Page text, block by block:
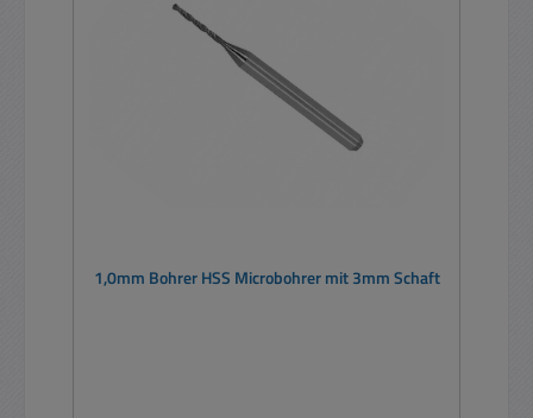
1,0mm Bohrer HSS Microbohrer mit 3mm Schaft